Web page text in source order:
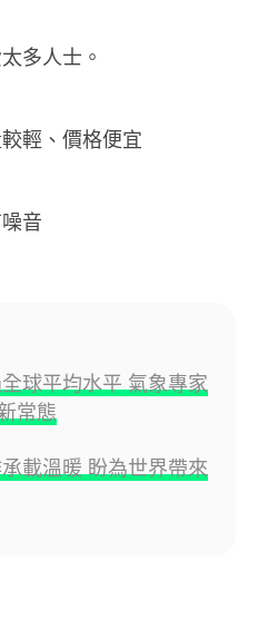
多人士。
輕、價格便宜
音
球平均水平 氣象專家
常態
載溫暖 盼為世界帶來